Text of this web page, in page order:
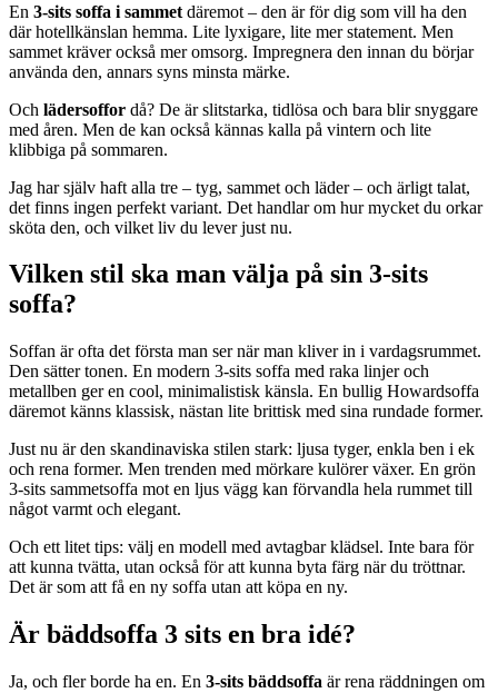
En 3-sits soffa i sammet däremot – den är för dig som vill ha den
där hotellkänslan hemma. Lite lyxigare, lite mer statement. Men
sammet kräver också mer omsorg. Impregnera den innan du börjar
använda den, annars syns minsta märke.
Och lädersoffor då? De är slitstarka, tidlösa och bara blir snyggare
med åren. Men de kan också kännas kalla på vintern och lite
klibbiga på sommaren.
Jag har själv haft alla tre – tyg, sammet och läder – och ärligt talat,
det finns ingen perfekt variant. Det handlar om hur mycket du orkar
sköta den, och vilket liv du lever just nu.
Vilken stil ska man välja på sin 3-sits
soffa?
Soffan är ofta det första man ser när man kliver in i vardagsrummet.
Den sätter tonen. En modern 3-sits soffa med raka linjer och
metallben ger en cool, minimalistisk känsla. En bullig Howardsoffa
däremot känns klassisk, nästan lite brittisk med sina rundade former.
Just nu är den skandinaviska stilen stark: ljusa tyger, enkla ben i ek
och rena former. Men trenden med mörkare kulörer växer. En grön
3-sits sammetsoffa mot en ljus vägg kan förvandla hela rummet till
något varmt och elegant.
Och ett litet tips: välj en modell med avtagbar klädsel. Inte bara för
att kunna tvätta, utan också för att kunna byta färg när du tröttnar.
Det är som att få en ny soffa utan att köpa en ny.
Är bäddsoffa 3 sits en bra idé?
Ja, och fler borde ha en. En 3-sits bäddsoffa är rena räddningen om